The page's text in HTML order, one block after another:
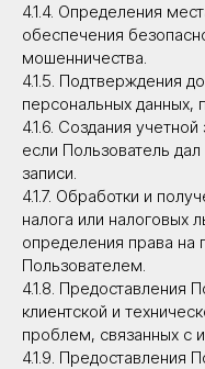
4.1.4. Определения
обеспечения
мошенничества.
4.1.5. Подтверждения
персональных данных,
4.1.6. Создания
если Пользователь
записи.
4.1.7. Обработки и
налога или налоговых
определения права на
Пользователем.
4.1.8. Предоставления
клиентской и
проблем, связанных с
4.1.9. Предоставления